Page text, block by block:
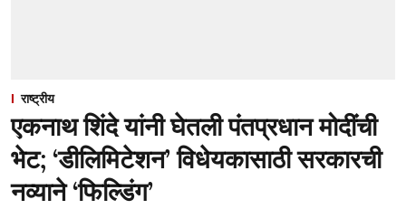
राष्ट्रीय
एकनाथ शिंदे यांनी घेतली पंतप्रधान मोदींची
भेट; ‘डीलिमिटेशन’ विधेयकासाठी सरकारची
नव्याने ‘फिल्डिंग’